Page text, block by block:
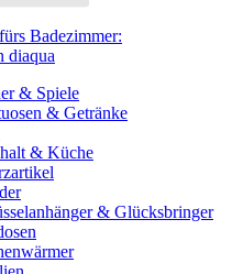
Badezimmer:
diaqua
& Spiele
& Getränke
& Küche
& Glücksbringer